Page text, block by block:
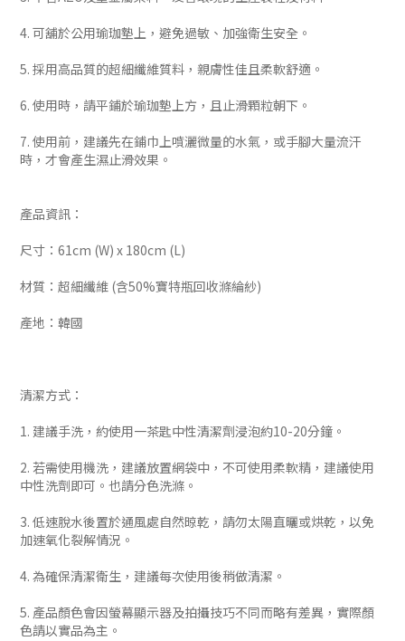
4. 可舖於公用瑜珈墊上，避免過敏、加強衛生安全。
5. 採用高品質的超細纖維質料，親膚性佳且柔軟舒適。
6. 使用時，請平鋪於瑜珈墊上方，且止滑顆粒朝下。
7. 使用前，建議先在鋪巾上噴灑微量的水氣，或手腳大量流汗
時，才會產生濕止滑效果。
產品資訊：
尺寸：61cm (W) x 180cm (L)
材質：超細纖維 (含50%寶特瓶回收滌綸紗)
產地：韓國
清潔方式：
1. 建議手洗，約使用一茶匙中性清潔劑浸泡約10-20分鐘。
2. 若需使用機洗，建議放置網袋中，不可使用柔軟精，建議使用
中性洗劑即可。也請分色洗滌。
3. 低速脫水後置於通風處自然晾乾，請勿太陽直曬或烘乾，以免
加速氧化裂解情況。
4. 為確保清潔衛生，建議每次使用後稍做清潔。
5. 產品顏色會因螢幕顯示器及拍攝技巧不同而略有差異，實際顏
色請以實品為主。